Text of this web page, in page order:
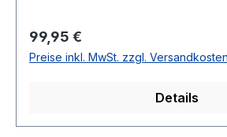
Regulärer Preis:
99,95 €
Preise inkl. MwSt. zzgl. Versandkosten
Details